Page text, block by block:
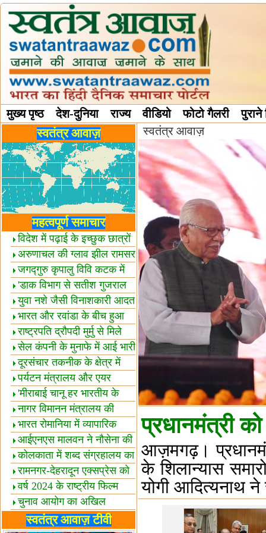
मुख्य पृष्ठ देश-दुनिया राज्य वीडियो फोटो गैलरी
विविध स्तंभस्वतंत्र आवाज़
महत्वपूर्ण समाचार
विदेश में पढ़ाई के इच्छुक छात्रों
केलिए खुशखबरी!
अरुणाचल की ग्लाव झील रामसर
स्थल घोषित
जगद्गुरु कृपालु विवि कटक में
शैक्षिक सत्र शुरू
'डाक विभाग से सतीश गुजराल
का रिश्ता गहरा'
युवा नशे जैसी विनाशकारी आदत
से दूर रहें-मोदी
भारत और रवांडा के बीच हुआ
व्यापार विस्तार
राष्ट्रपति द्रौपदी मुर्मु से मिले
बस्तर के प्रतिनिधि
सेल कंपनी के मुनाफे में आई भारी
उछाल!
दूरसंचार तकनीक के क्षेत्र में
उत्कृष्टता पुरस्कार
पर्यटन मंत्रालय और एयर
इंडिया में समझौता
'मीराबाई चानू हर भारतीय के
लिए प्रेरणा'
नागर विमानन मंत्रालय की
यात्रियों को सलाह
भारत रोमानिया में व्यापारिक
साझेदारियां
आईएनएस मालवन ने नौसेना की
ताकत बढ़ाई
कोलकाता में शब्द संग्रहालय का
उद्घाटन
रामनगर-देहरादून एक्सप्रेस को
हरी झंडी
वर्ष 2024 के राष्ट्रीय फिल्म
पुरस्कारों की घोषणा
चुनाव आयोग का अखिल
भारतीय मीडिया सम्मेलन
भारत में केवड़े का अस्तित्‍व 24
स्वतंत्र आवाज़ टीवी
स्वतंत्र आवाज़
प्रधानमंत्री को
आज़मगढ़।
के शिलान्यास
योगी आदित्यनाथ